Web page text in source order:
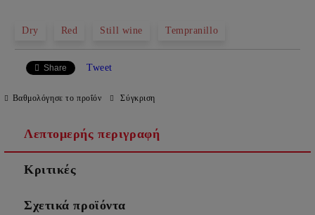
Dry Red Still wine Tempranillo
Share Tweet
Βαθμολόγησε το προΐόν Σύγκριση
Λεπτομερής περιγραφή
Κριτικές
Σχετικά προϊόντα